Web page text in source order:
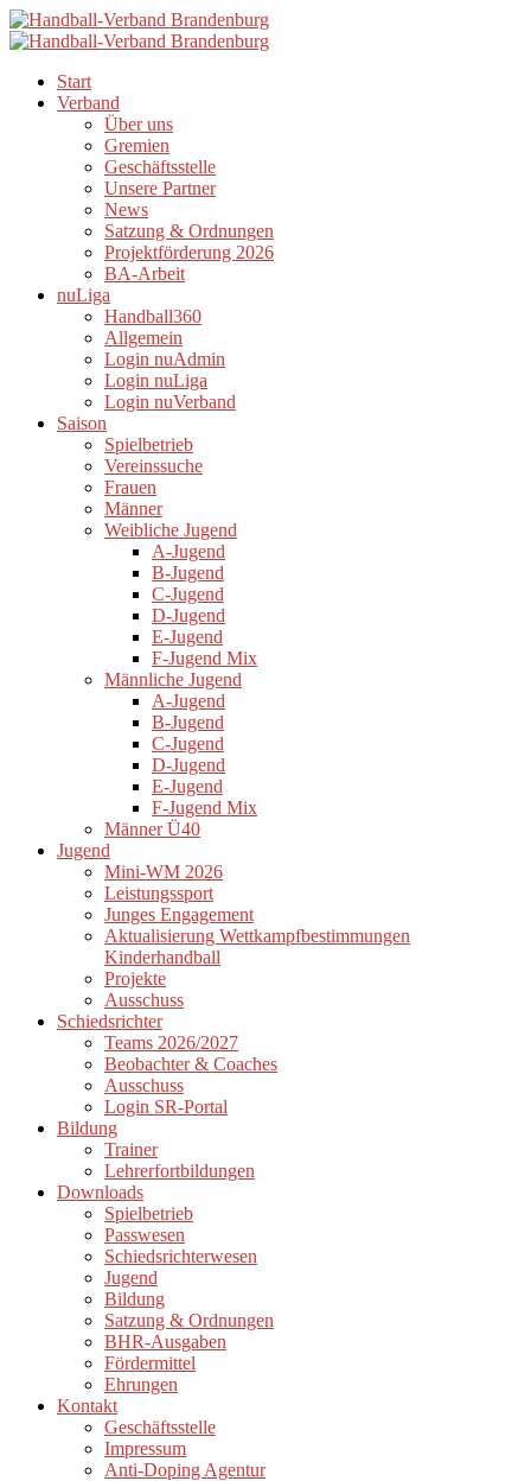
Start
Verband
Über uns
Gremien
Geschäftsstelle
Unsere Partner
News
Satzung & Ordnungen
Projektförderung 2026
BA-Arbeit
nuLiga
Handball360
Allgemein
Login nuAdmin
Login nuLiga
Login nuVerband
Saison
Spielbetrieb
Vereinssuche
Frauen
Männer
Weibliche Jugend
A-Jugend
B-Jugend
C-Jugend
D-Jugend
E-Jugend
F-Jugend Mix
Männliche Jugend
A-Jugend
B-Jugend
C-Jugend
D-Jugend
E-Jugend
F-Jugend Mix
Männer Ü40
Jugend
Mini-WM 2026
Leistungssport
Junges Engagement
Aktualisierung Wettkampfbestimmungen
Kinderhandball
Projekte
Ausschuss
Schiedsrichter
Teams 2026/2027
Beobachter & Coaches
Ausschuss
Login SR-Portal
Bildung
Trainer
Lehrerfortbildungen
Downloads
Spielbetrieb
Passwesen
Schiedsrichterwesen
Jugend
Bildung
Satzung & Ordnungen
BHR-Ausgaben
Fördermittel
Ehrungen
Kontakt
Geschäftsstelle
Impressum
Anti-Doping Agentur